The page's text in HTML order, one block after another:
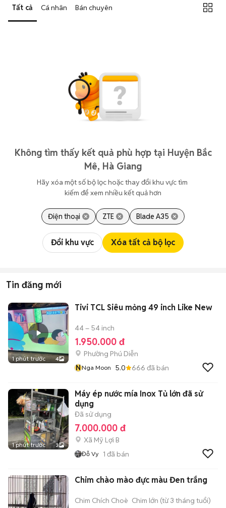
Tất cả Cá nhân Bán chuyên
Không tìm thấy kết quả phù hợp tại Huyện Bắc
Mê, Hà Giang
Hãy xóa một số bộ lọc hoặc thay đổi khu vực tìm
kiếm để xem nhiều kết quả hơn
Điện thoại ZTE Blade A35
Đổi khu vực Xóa tất cả bộ lọc
Tin đăng mới
1 phút trước 4
Tivi TCL Siêu mỏng 49 inch Like New
44 – 54 inch
1.950.000 đ
Phường Phú Diễn
NNga Moon 5.0 666 đã bán
1 phút trước 3
Máy ép nước mía Inox Tủ lớn đã sử
dụng
Đã sử dụng
7.000.000 đ
Xã Mỹ Lợi B
Đỗ Vy 1 đã bán
Chim chào mào đực màu Đen trắng
Chim Chích Choè Chim lớn (từ 3 tháng tuổi)